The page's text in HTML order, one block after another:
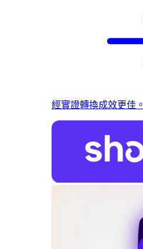
經實證轉換成效更佳。